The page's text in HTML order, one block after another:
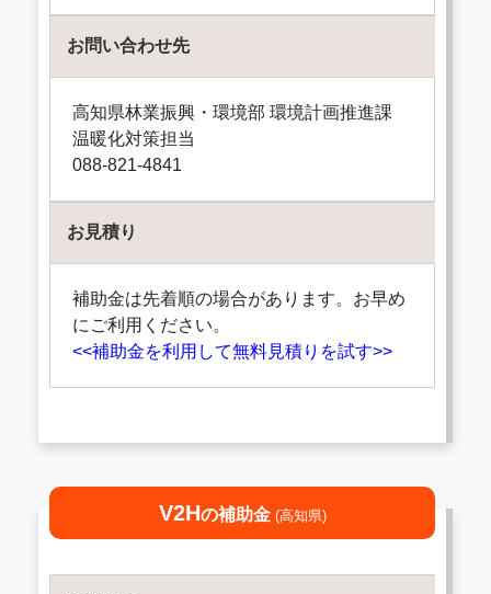
お問い合わせ先
高知県林業振興・環境部 環境計画推進課
温暖化対策担当
088-821-4841
お見積り
補助金は先着順の場合があります。お早め
にご利用ください。
<<補助金を利用して無料見積りを試す>>
V2Hの補助金 (高知県)